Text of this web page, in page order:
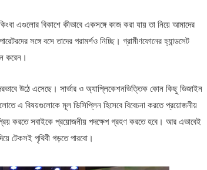
এগুলোর বিকাশে কীভাবে একসঙ্গে কাজ করা যায় তা নিয়ে আমাদের
সঙ্গে বসে তাদের পরামর্শও নিচ্ছি। গ্রামীণফোনের হ্যান্ডসেট
করেন।
উঠে এসেছে। সার্ভার ও অ্যাপ্লিকেশনভিত্তিক কোন কিছু ডিজাইন
এ বিষয়গুলোকে মূল ডিসিপ্লিন হিসেবে বিবেচনা করতে প্রয়োজনীয়
করতে সবাইকে প্রয়োজনীয় পদক্ষেপ গ্রহণ করতে হবে। আর এভাবেই
টেকসই পৃথিবী গড়তে পারবো।